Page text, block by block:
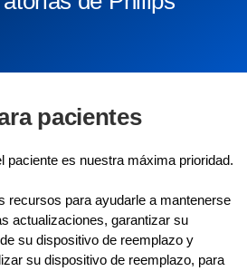
pacientes
paciente es nuestra máxima prioridad.
recursos para ayudarle a mantenerse
actualizaciones, garantizar su
su dispositivo de reemplazo y
su dispositivo de reemplazo, para